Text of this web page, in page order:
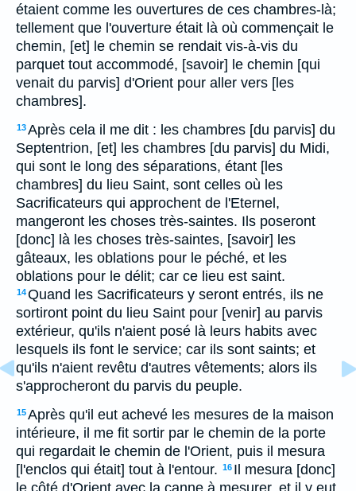
étaient comme les ouvertures de ces chambres-là;
tellement que l'ouverture était là où commençait le
chemin, [et] le chemin se rendait vis-à-vis du
parquet tout accommodé, [savoir] le chemin [qui
venait du parvis] d'Orient pour aller vers [les
chambres].
13Après cela il me dit : les chambres [du parvis] du
Septentrion, [et] les chambres [du parvis] du Midi,
qui sont le long des séparations, étant [les
chambres] du lieu Saint, sont celles où les
Sacrificateurs qui approchent de l'Eternel,
mangeront les choses très-saintes. Ils poseront
[donc] là les choses très-saintes, [savoir] les
gâteaux, les oblations pour le péché, et les
oblations pour le délit; car ce lieu est saint.
14Quand les Sacrificateurs y seront entrés, ils ne
sortiront point du lieu Saint pour [venir] au parvis
extérieur, qu'ils n'aient posé là leurs habits avec
lesquels ils font le service; car ils sont saints; et
qu'ils n'aient revêtu d'autres vêtements; alors ils
s'approcheront du parvis du peuple.
15Après qu'il eut achevé les mesures de la maison
intérieure, il me fit sortir par le chemin de la porte
qui regardait le chemin de l'Orient, puis il mesura
[l'enclos qui était] tout à l'entour. 16 Il mesura [donc]
le côté d'Orient avec la canne à mesurer, et il y eut